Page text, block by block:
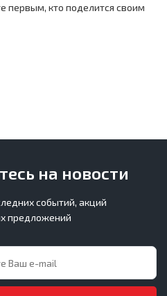
первым, кто поделится своим
на новости
событий, акций
предложений